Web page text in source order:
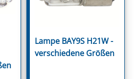
Lampe BAY9S H21W -
verschiedene Größen